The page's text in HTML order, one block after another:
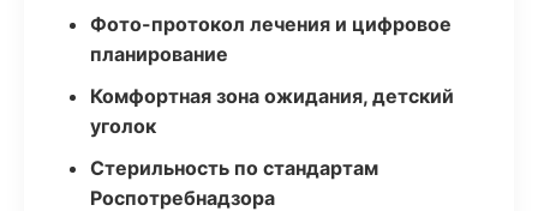
Фото-протокол лечения и цифровое
планирование
Комфортная зона ожидания, детский
уголок
Стерильность по стандартам
Роспотребнадзора